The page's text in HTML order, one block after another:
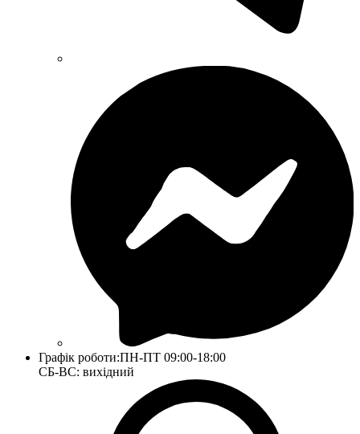
Графік роботи:ПН-ПТ 09:00-18:00
СБ-ВС: вихідний